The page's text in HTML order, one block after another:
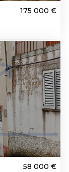
175 000 €
58 000 €